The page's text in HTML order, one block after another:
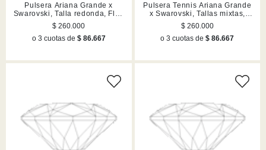
Pulsera Ariana Grande x
Swarovski, Talla redonda, Flor,
Blanca, Acabado en rodio
$ 260.000
o 3 cuotas de $ 86.667
Pulsera Tennis Ariana Grande
x Swarovski, Tallas mixtas,
Corazón, Blanca, Acabado en
rodio
$ 260.000
o 3 cuotas de$ 86.667